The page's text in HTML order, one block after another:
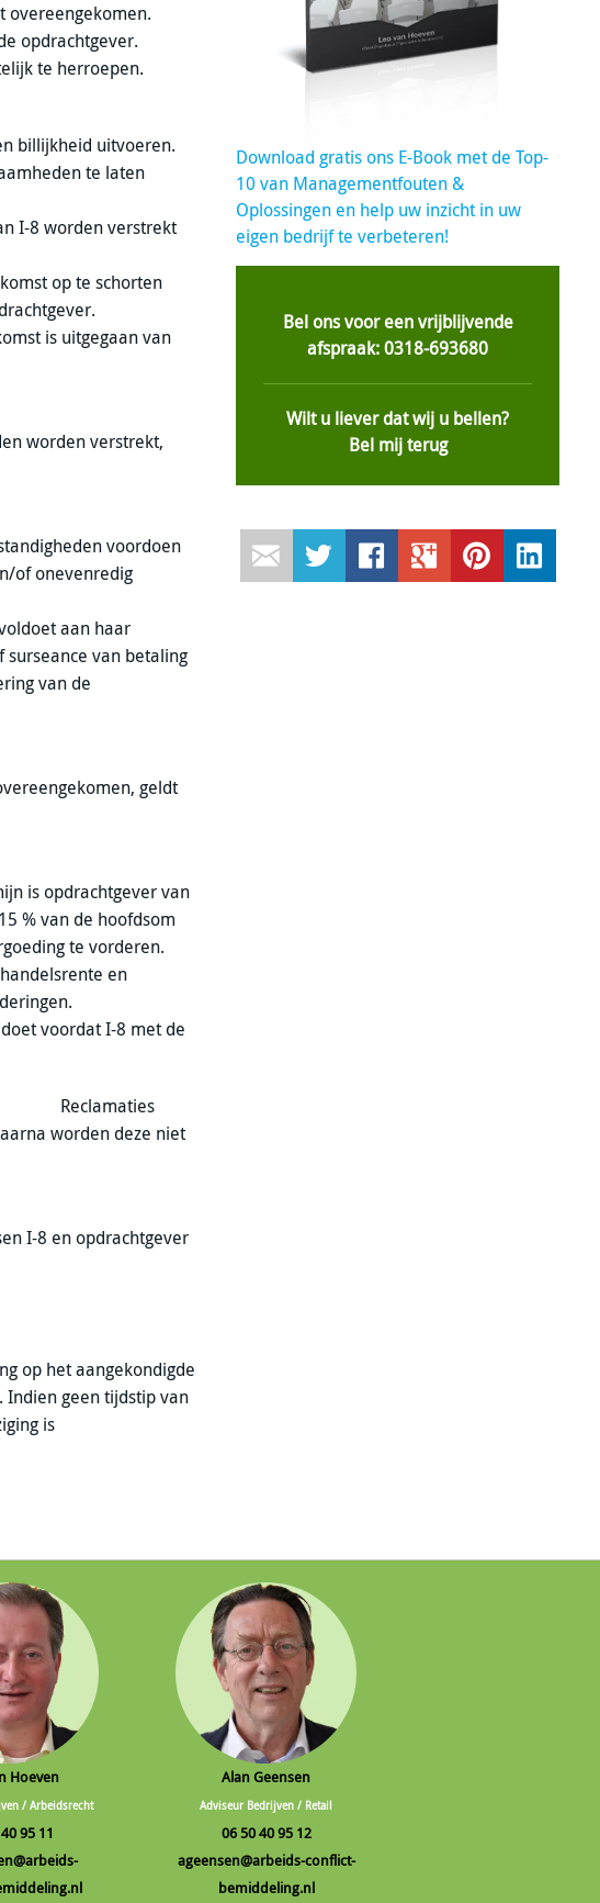
opdrachtgever.
te herroepen.
billijkheid uitvoeren.
te laten
I-8 worden verstrekt
op te schorten
is uitgegaan van
worden verstrekt,
voordoen
of onevenredig
aan haar
van betaling
van de
geldt
is opdrachtgever van
% van de hoofdsom
te vorderen.
en
voordat I-8 met de
Reclamaties
worden deze niet
I-8 en opdrachtgever
op het aangekondigde
Indien geen tijdstip van
is
Download gratis ons E-Book met de Top-
10 van Managementfouten &
Oplossingen en help uw inzicht in uw
eigen bedrijf te verbeteren!
Bel ons voor een vrijblijvende
afspraak: 0318-693680
Wilt u liever dat wij u bellen?
Bel mij terug
Hoeven
/ Arbeidsrecht
95 11
Alan Geensen
Adviseur Bedrijven / Retail
06 50 40 95 12
ageensen@arbeids-conflict-
bemiddeling.nl